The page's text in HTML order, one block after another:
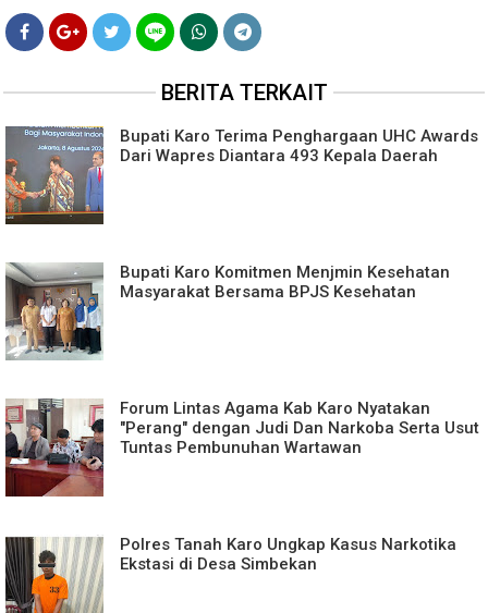
BERITA TERKAIT
Bupati Karo Terima Penghargaan UHC Awards
Dari Wapres Diantara 493 Kepala Daerah
Bupati Karo Komitmen Menjmin Kesehatan
Masyarakat Bersama BPJS Kesehatan
Forum Lintas Agama Kab Karo Nyatakan
"Perang" dengan Judi Dan Narkoba Serta Usut
Tuntas Pembunuhan Wartawan
Polres Tanah Karo Ungkap Kasus Narkotika
Ekstasi di Desa Simbekan